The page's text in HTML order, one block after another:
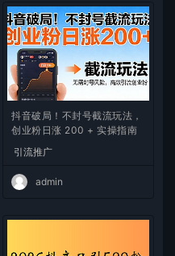
抖音破局！不封号截流玩法，
创业粉日涨 200 + 实操指南
引流推广
admin